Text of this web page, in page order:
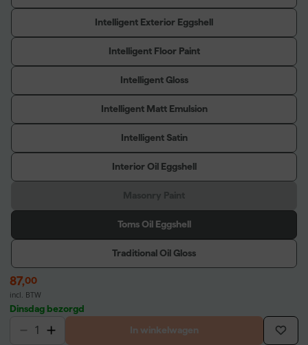
Intelligent Exterior Eggshell
Intelligent Floor Paint
Intelligent Gloss
Intelligent Matt Emulsion
Intelligent Satin
Interior Oil Eggshell
Toms Oil Eggshell
Traditional Oil Gloss
87,00
incl. BTW
Dinsdag bezorgd
In winkelwagen